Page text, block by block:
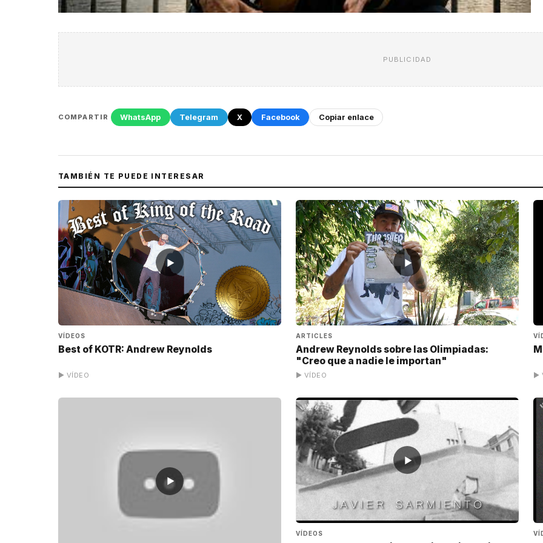
PUBLICIDAD
COMPARTIR WhatsApp Telegram X Facebook Copiar enlace
TAMBIÉN TE PUEDE INTERESAR
▶
VÍDEOS
Best of KOTR: Andrew Reynolds
▶ VÍDEO
▶
ARTICLES
Andrew Reynolds sobre las Olimpiadas:
"Creo que a nadie le importan"
▶ VÍDEO ▶
▶
▶
VÍDEOS